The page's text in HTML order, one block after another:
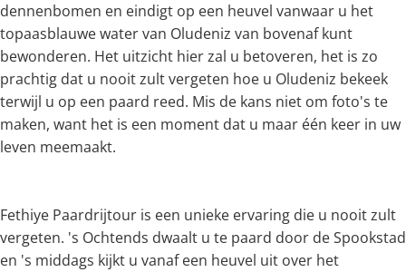
dennenbomen en eindigt op een heuvel vanwaar u het
topaasblauwe water van Oludeniz van bovenaf kunt
bewonderen. Het uitzicht hier zal u betoveren, het is zo
prachtig dat u nooit zult vergeten hoe u Oludeniz bekeek
terwijl u op een paard reed. Mis de kans niet om foto's te
maken, want het is een moment dat u maar één keer in uw
leven meemaakt.
Fethiye Paardrijtour is een unieke ervaring die u nooit zult
vergeten. 's Ochtends dwaalt u te paard door de Spookstad
en 's middags kijkt u vanaf een heuvel uit over het